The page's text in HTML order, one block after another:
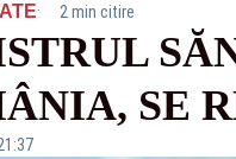
· 2 min citire
SE